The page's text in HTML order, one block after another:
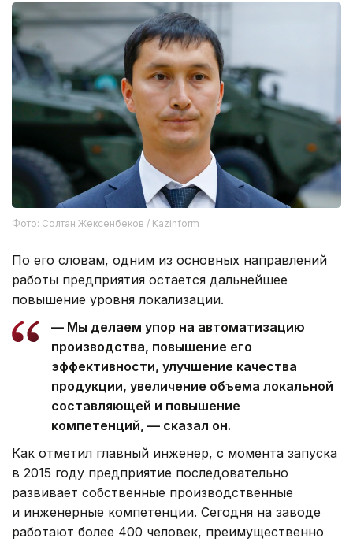
Фото: Солтан Жексенбеков / Kazinform
По его словам, одним из основных направлений
работы предприятия остается дальнейшее
повышение уровня локализации.
— Мы делаем упор на автоматизацию
производства, повышение его
эффективности, улучшение качества
продукции, увеличение объема локальной
составляющей и повышение
компетенций, — сказал он.
Как отметил главный инженер, с момента запуска
в 2015 году предприятие последовательно
развивает собственные производственные
и инженерные компетенции. Сегодня на заводе
работают более 400 человек, преимущественно